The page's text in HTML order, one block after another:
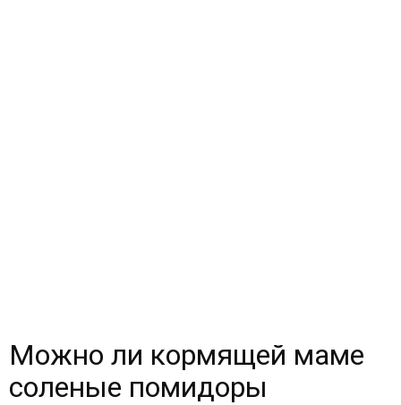
Можно ли кормящей маме
соленые помидоры